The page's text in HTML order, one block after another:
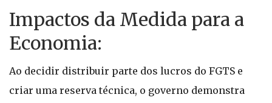
Impactos da Medida para a
Economia:
Ao decidir distribuir parte dos lucros do FGTS e
criar uma reserva técnica, o governo demonstra